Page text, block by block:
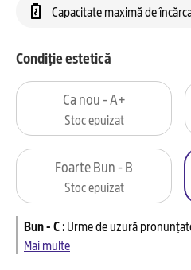
Capacitate maximă de
Condiție estetică
Ca nou - A+
Stoc epuizat
Foarte Bun - B
Stoc epuizat
Bun - C:Urme de uzură
Mai multe